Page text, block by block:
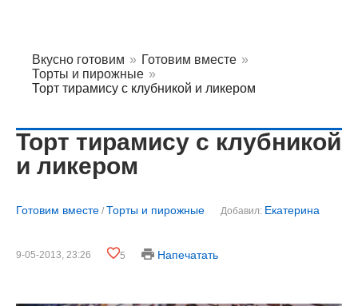
Вкусно готовим » Готовим вместе »
Торты и пирожные »
Торт тирамису с клубникой и ликером
Торт тирамису с клубникой
и ликером
Готовим вместе / Торты и пирожные Добавил: Екатерина
9-05-2013, 23:26 5 Напечатать